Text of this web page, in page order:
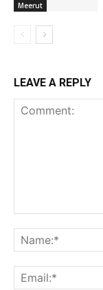
Meerut
LEAVE A REPLY